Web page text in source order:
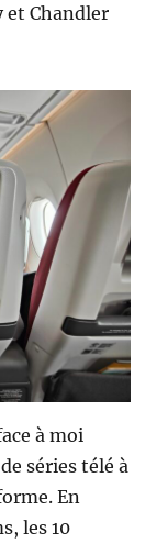
et Chandler
à moi
séries télé à
En
les 10